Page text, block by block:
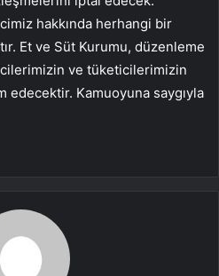
hakkında herhangi bir
Et ve Süt Kurumu, düzenleme
ve tüketicilerimizin
edecektir. Kamuoyuna saygıyla